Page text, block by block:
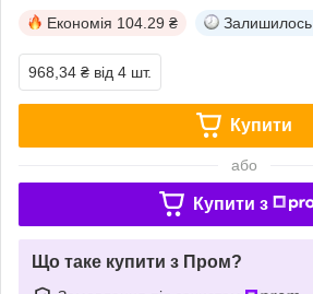
Економія 104.29 ₴ Залишилось
968,34 ₴ від 4 шт.
Купити
або
Купити з
Що таке купити з Пром?